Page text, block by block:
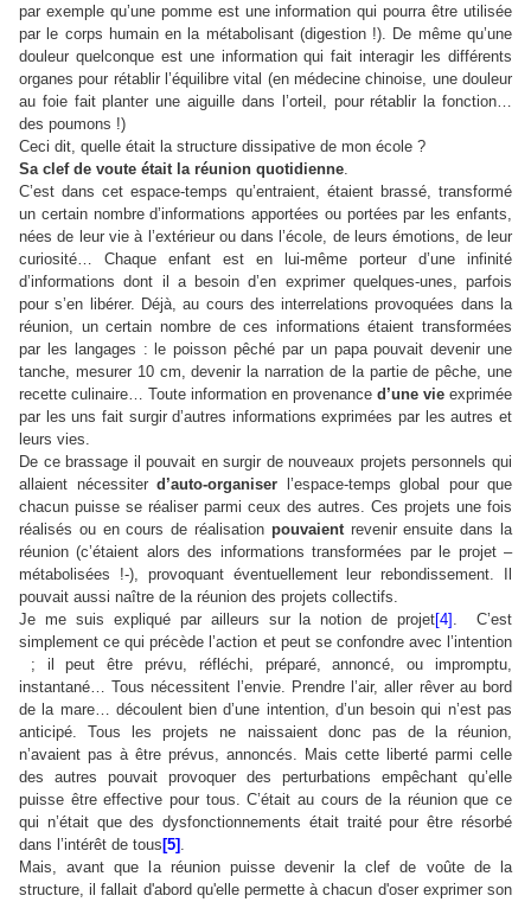
par exemple qu’une pomme est une information qui pourra être utilisée
par le corps humain en la métabolisant (digestion !). De même qu’une
douleur quelconque est une information qui fait interagir les différents
organes pour rétablir l’équilibre vital (en médecine chinoise, une douleur
au foie fait planter une aiguille dans l’orteil, pour rétablir la fonction…
des poumons !)
Ceci dit, quelle était la structure dissipative de mon école ?
Sa clef de voute était la réunion quotidienne
C’est dans cet espace-temps qu’entraient, étaient brassé, transformé
un certain nombre d’informations apportées ou portées par les enfants,
nées de leur vie à l’extérieur ou dans l’école, de leurs émotions, de leur
curiosité… Chaque enfant est en lui-même porteur d’une infinité
d’informations dont il a besoin d’en exprimer quelques-unes, parfois
pour s’en libérer. Déjà, au cours des interrelations provoquées dans la
réunion, un certain nombre de ces informations étaient transformées
par les langages : le poisson pêché par un papa pouvait devenir une
tanche, mesurer 10 cm, devenir la narration de la partie de pêche, une
recette culinaire… Toute information en provenance d’une vie exprimée
par les uns fait surgir d’autres informations exprimées par les autres et
leurs vies.
De ce brassage il pouvait en surgir de nouveaux projets personnels qui
allaient nécessiter d’auto-organiser l’espace-temps global pour que
chacun puisse se réaliser parmi ceux des autres. Ces projets une fois
réalisés ou en cours de réalisation pouvaientrevenir ensuite dans la
réunion (c’étaient alors des informations transformées par le projet –
métabolisées !-), provoquant éventuellement leur rebondissement. Il
pouvait aussi naître de la réunion des projets collectifs.
Je me suis expliqué par ailleurs sur la notion de projet[4] . C’est
simplement ce qui précède l’action et peut se confondre avec l’intention
; il peut être prévu, réfléchi, préparé, annoncé, ou impromptu,
instantané… Tous nécessitent l’envie. Prendre l’air, aller rêver au bord
de la mare… découlent bien d’une intention, d’un besoin qui n’est pas
anticipé. Tous les projets ne naissaient donc pas de la réunion,
n’avaient pas à être prévus, annoncés. Mais cette liberté parmi celle
des autres pouvait provoquer des perturbations empêchant qu’elle
puisse être effective pour tous. C’était au cours de la réunion que ce
qui n’était que des dysfonctionnements était traité pour être résorbé
dans l’intérêt de tous[5]
Mais, avant que la réunion puisse devenir la clef de voûte de la
structure, il fallait d'abord qu'elle permette à chacun d'oser exprimer son